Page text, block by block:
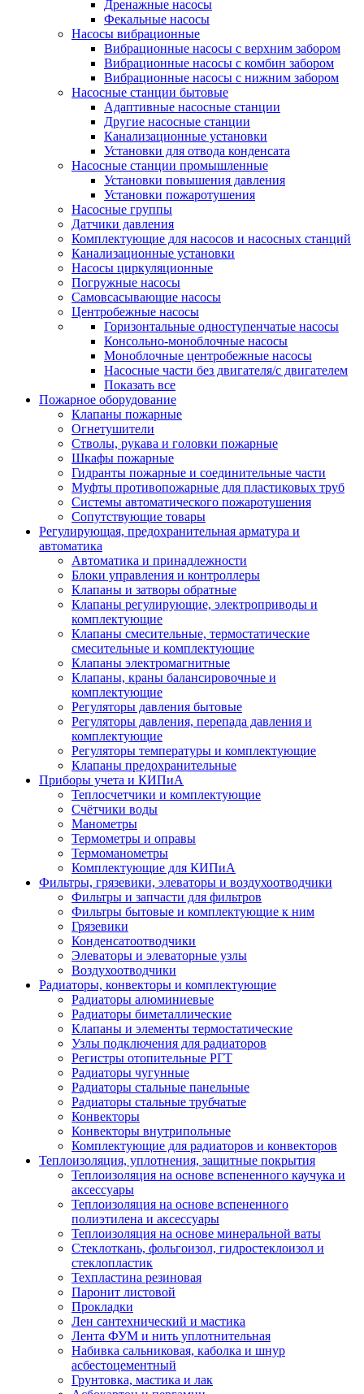
Дренажные насосы
Фекальные насосы
Насосы вибрационные
Вибрационные насосы с верхним забором
Вибрационные насосы с комбин забором
Вибрационные насосы с нижним забором
Насосные станции бытовые
Адаптивные насосные станции
Другие насосные станции
Канализационные установки
Установки для отвода конденсата
Насосные станции промышленные
Установки повышения давления
Установки пожаротушения
Насосные группы
Датчики давления
Комплектующие для насосов и насосных станций
Канализационные установки
Насосы циркуляционные
Погружные насосы
Самовсасывающие насосы
Центробежные насосы
Горизонтальные одноступенчатые насосы
Консольно-моноблочные насосы
Моноблочные центробежные насосы
Насосные части без двигателя/с двигателем
Показать все
Пожарное оборудование
Клапаны пожарные
Огнетушители
Стволы, рукава и головки пожарные
Шкафы пожарные
Гидранты пожарные и соединительные части
Муфты противопожарные для пластиковых труб
Системы автоматического пожаротушения
Сопутствующие товары
Регулирующая, предохранительная арматура и
автоматика
Автоматика и принадлежности
Блоки управления и контроллеры
Клапаны и затворы обратные
Клапаны регулирующие, электроприводы и
комплектующие
Клапаны смесительные, термостатические
смесительные и комплектующие
Клапаны электромагнитные
Клапаны, краны балансировочные и
комплектующие
Регуляторы давления бытовые
Регуляторы давления, перепада давления и
комплектующие
Регуляторы температуры и комплектующие
Клапаны предохранительные
Приборы учета и КИПиА
Теплосчетчики и комплектующие
Счётчики воды
Манометры
Термометры и оправы
Термоманометры
Комплектующие для КИПиА
Фильтры, грязевики, элеваторы и воздухоотводчики
Фильтры и запчасти для фильтров
Фильтры бытовые и комплектующие к ним
Грязевики
Конденсатоотводчики
Элеваторы и элеваторные узлы
Воздухоотводчики
Радиаторы, конвекторы и комплектующие
Радиаторы алюминиевые
Радиаторы биметаллические
Клапаны и элементы термостатические
Узлы подключения для радиаторов
Регистры отопительные РГТ
Радиаторы чугунные
Радиаторы стальные панельные
Радиаторы стальные трубчатые
Конвекторы
Конвекторы внутрипольные
Комплектующие для радиаторов и конвекторов
Теплоизоляция, уплотнения, защитные покрытия
Теплоизоляция на основе вспененного каучука и
аксессуары
Теплоизоляция на основе вспененного
полиэтилена и аксессуары
Теплоизоляция на основе минеральной ваты
Стеклоткань, фольгоизол, гидростеклоизол и
стеклопластик
Техпластина резиновая
Паронит листовой
Прокладки
Лен сантехнический и мастика
Лента ФУМ и нить уплотнительная
Набивка сальниковая, каболка и шнур
асбестоцементный
Грунтовка, мастика и лак